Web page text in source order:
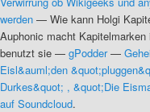
werden — Wie kann Holgi
Auphonic macht
benutzt sie — gPodder—
Eisl&auml;den
Durkes&quot; , &quot;Die
auf Soundcloud.